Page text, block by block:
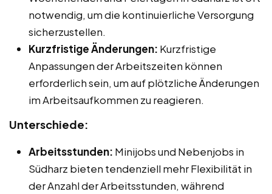
notwendig, um die kontinuierliche Versorgung
sicherzustellen.
Kurzfristige Änderungen: Kurzfristige
Anpassungen der Arbeitszeiten können
erforderlich sein, um auf plötzliche Änderungen
im Arbeitsaufkommen zu reagieren.
Unterschiede:
Arbeitsstunden: Minijobs und Nebenjobs in
Südharz bieten tendenziell mehr Flexibilität in
der Anzahl der Arbeitsstunden, während